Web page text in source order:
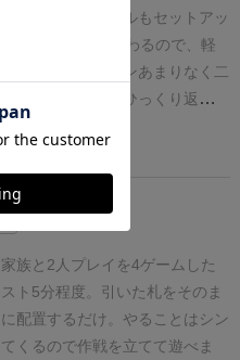
ク。
とまぁ、わりと褒めてはい
上にゲームが早く終わる（ゲー
ｗ）ので、ちょっと物足りない
気軽に遊ぶゲームという感じで
面白いから遊んで！という感じ
・・・といった感じ。
どね」といったくらいで、な
じてしまうゲーム。いい意味で
なとはいえ、全然悪いゲームで
なんか遊びたいときとかにい
今回は、航海士のおじいさんが
と、ナビゲーターが揃ってゲー
いでくれて良い航海になりまし
ムですることもタイルを配置し
リーゲームとしてオススメ。
ってみた。
ルールもセットアッ
るし、15分で終わるので、軽
インタラクションあまりなく二
は引いたタイルをひっくり返すか
うか、リスク嗜好が試されるの
る。点数が高い砲撃手はゲーム
で、2つもう置いてあるときに
ちゃっても、（隣のカードをひ
るかも、とかで厳密なリスク計
いく「船員」を集めたがり（フ
ですね）、この作戦はそれなり
い確保できればいいのかな、
まあ、ちょっと簡単すぎるけど
家族と2人プレイを4ゲームした
ト5分程度。
引いた札をそのま
配置するだけ。やることはシン
くるので作戦を立てて遊べま